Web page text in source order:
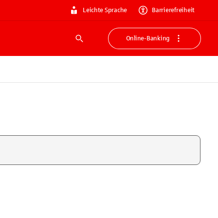
Leichte Sprache Barrierefreiheit
Suche
Online-Banking